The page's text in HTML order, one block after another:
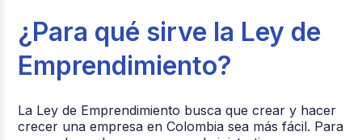
¿Para qué sirve la Ley de
Emprendimiento?
La Ley de Emprendimiento busca que crear y hacer
crecer una empresa en Colombia sea más fácil. Para